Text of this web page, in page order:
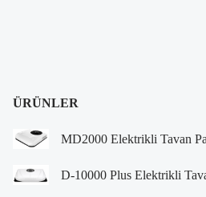
ÜRÜNLER
MD2000 Elektrikli Tavan
D-10000 Plus Elektrikli